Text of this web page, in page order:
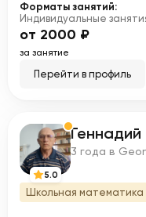
Форматы занятий:
Индивидуальные
от 2000 ₽
за занятие
Перейти в профиль
Г
5.0
3 года в
Школьная математика